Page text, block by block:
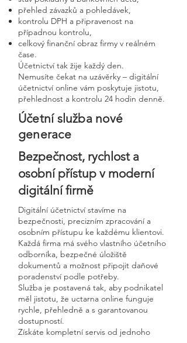
přehled závazků a pohledávek,
kontrolu DPH a připravenost na
případnou kontrolu,
celkový finanční obraz firmy v reálném
čase.
Účetnictví tak žije každý den.
Nemusíte čekat na uzávěrky – digitální
účetnictví online vám poskytuje jistotu,
přehlednost a kontrolu 24 hodin denně.
Účetní služba nové
generace
Bezpečnost, rychlost a
osobní přístup v moderní
digitální firmě
Digitální účetnictví stavíme na
bezpečnosti, precizním zpracování a
osobním přístupu ke každému klientovi.
Každá firma má svého vlastního účetního
odborníka, bezpečné úložiště
dokumentů a možnost připojit daňové
poradenství podle potřeby.
Služba je postavená tak, aby podnikatel
měl jistotu, že uctarna online funguje
rychle, přehledně a s garantovanou
dostupností.
Získáte kompletní servis od jednoho